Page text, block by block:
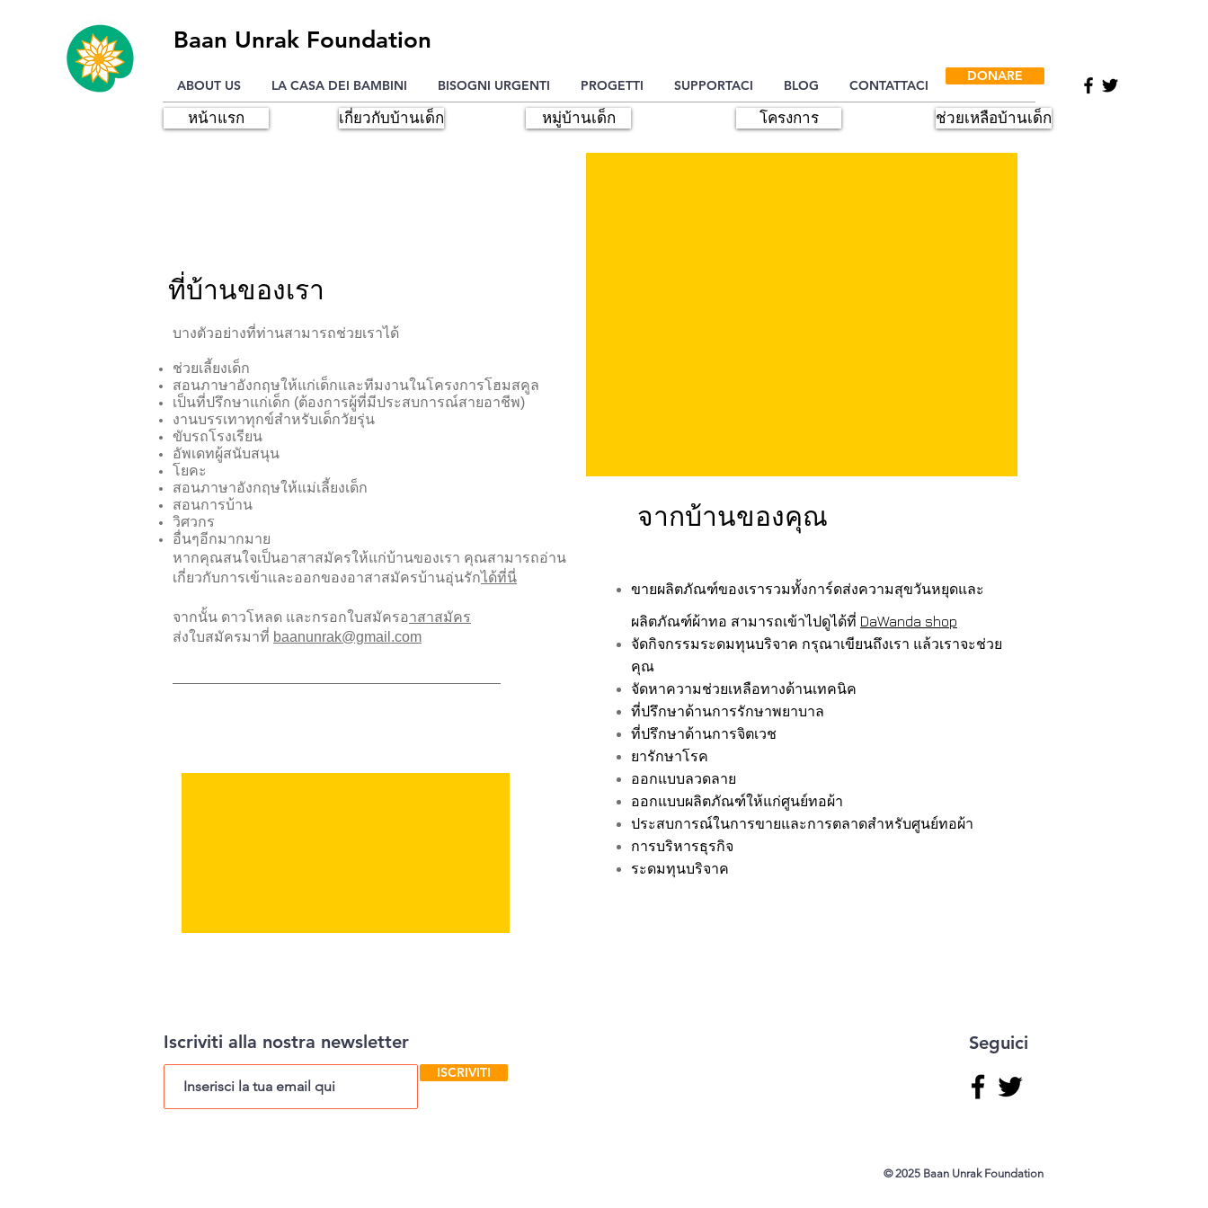
Baan Unrak Foundation
ABOUT US LA CASA DEI BAMBINI BISOGNI URGENTI PROGETTI SUPPORTACI BLOG CONTATTACI
DONARE
หน้าแรก เกี่ยวกับบ้านเด็ก หมู่บ้านเด็ก โครงการ ช่วยเหลือบ้านเด็ก
บางตัวอย่างที่ท่านสามารถช่วยเราได้
ช่วยเลี้ยงเด็ก
สอนภาษาอังกฤษให้แก่เด็กและทีมงานในโครงการโฮมสคูล
เป็นที่ปรึกษาแก่เด็ก (ต้องการผู้ที่มีประสบการณ์สายอาชีพ)
งานบรรเทาทุกข์สำหรับเด็กวัยรุ่น
ขับรถโรงเรียน
อัพเดทผู้สนับสนุน
โยคะ
สอนภาษาอังกฤษให้แม่เลี้ยงเด็ก
สอนการบ้าน
วิศวกร
อื่นๆอีกมากมาย
หากคุณสนใจเป็นอาสาสมัครให้แก่บ้านของเรา คุณสามารถอ่าน
เกี่ยวกับการเข้าและออกของอาสาสมัครบ้านอุ่นรักได้ที่นี่
จากนั้น ดาวโหลด และกรอกใบสมัครอาสาสมัคร
ส่งใบสมัครมาที่ baanunrak@gmail.com
ที่บ้านของเรา
จากบ้านของคุณ
ขายผลิตภัณฑ์ของเรารวมทั้งการ์ดส่งความสุขวันหยุดและ
ผลิตภัณฑ์ผ้าทอ สามารถเข้าไปดูได้ที่ DaWanda shop
จัดกิจกรรมระดมทุนบริจาค กรุณาเขียนถึงเรา แล้วเราจะช่วย
คุณ
จัดหาความช่วยเหลือทางด้านเทคนิค
ที่ปรึกษาด้านการรักษาพยาบาล
ที่ปรึกษาด้านการจิตเวช
ยารักษาโรค
ออกแบบลวดลาย
ออกแบบผลิตภัณฑ์ให้แก่ศูนย์ทอผ้า
ประสบการณ์ในการขายและการตลาดสำหรับศูนย์ทอผ้า
การบริหารธุรกิจ
ระดมทุนบริจาค
Iscriviti alla nostra newsletter
ISCRIVITI
Seguici
© 2025 Baan Unrak Foundation